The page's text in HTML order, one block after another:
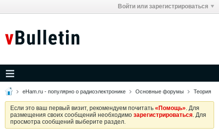
Войти или зарегистрироваться
eHam.ru - популярно о радиоэлектронике Основные форумы Теория
Если это ваш первый визит, рекомендуем почитать «Помощь». Для
размещения своих сообщений необходимо зарегистрироваться. Для
просмотра сообщений выберите раздел.